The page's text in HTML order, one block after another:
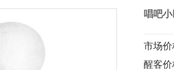
唱吧
市场
醒客